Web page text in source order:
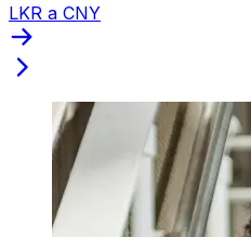
LKR a CNY